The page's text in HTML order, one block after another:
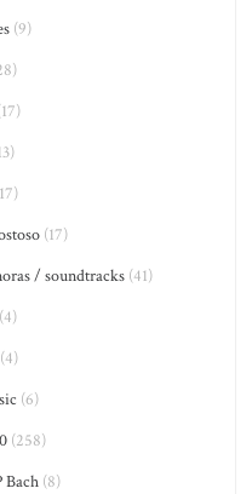
(9)
(17)
/ soundtracks(41)
(4)
(6)
(258)
Bach(8)